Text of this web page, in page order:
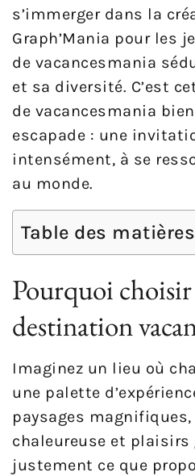
s’immerger dans la
Graph’Mania pour les
de vacancesmania
et sa diversité. C’est
de vacancesmania
escapade : une
intensément, à se
au monde.
Table des matières
Pourquoi
destination
Imaginez un lieu où
une palette
paysages
chaleureuse et plaisirs
justement ce que